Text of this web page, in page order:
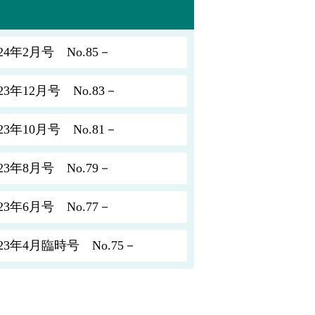
年2月号 No.85－
年12月号 No.83－
年10月号 No.81－
年8月号 No.79－
年6月号 No.77－
年4月臨時号 No.75－